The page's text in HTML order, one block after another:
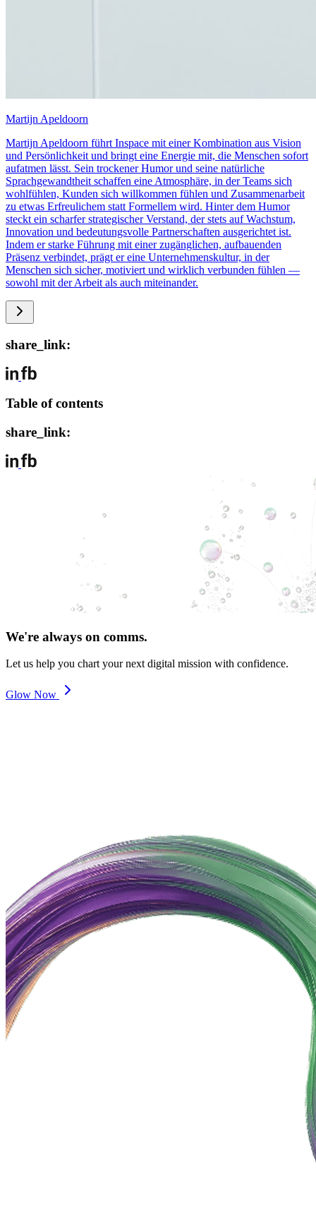
Martijn Apeldoorn
Martijn Apeldoorn führt Inspace mit einer Kombination aus Vision
und Persönlichkeit und bringt eine Energie mit, die Menschen sofort
aufatmen lässt. Sein trockener Humor und seine natürliche
Sprachgewandtheit schaffen eine Atmosphäre, in der Teams sich
wohlfühlen, Kunden sich willkommen fühlen und Zusammenarbeit
zu etwas Erfreulichem statt Formellem wird. Hinter dem Humor
steckt ein scharfer strategischer Verstand, der stets auf Wachstum,
Innovation und bedeutungsvolle Partnerschaften ausgerichtet ist.
Indem er starke Führung mit einer zugänglichen, aufbauenden
Präsenz verbindet, prägt er eine Unternehmenskultur, in der
Menschen sich sicher, motiviert und wirklich verbunden fühlen —
sowohl mit der Arbeit als auch miteinander.
share_link:
Table of contents
share_link:
We're always on comms.
Let us help you chart your next digital mission with confidence.
Glow Now